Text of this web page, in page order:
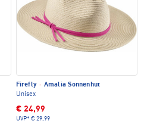
Firefly · Amalia Sonnenhut
Unisex
€ 24,99
UVP* € 29,99